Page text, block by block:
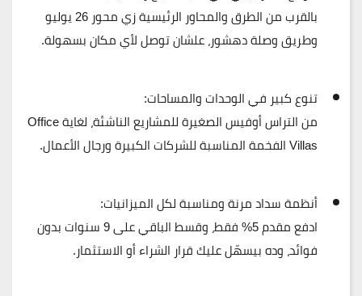
بالقرب من الطرق والمحاور الرئيسية زي محور 26 يوليو
وطريق وصلة دهشور، علشان توصل لأي مكان بسهولة.
تنوع كبير في الوحدات والمساحات:
من التراس أوفيس الصغيرة للمشاريع الناشئة، لغاية Office
Villas الفخمة المناسبة للشركات الكبيرة ورجال الأعمال.
أنظمة سداد مرنة ومناسبة لكل الميزانيات:
ادفع مقدم 5% فقط، وقسط الباقي على
9 سنوات بدون
فوائد، وده بيسهّل عليك قرار الشراء أو الاستثمار.